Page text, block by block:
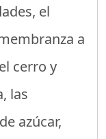
el
a
cerro y
las
azúcar,